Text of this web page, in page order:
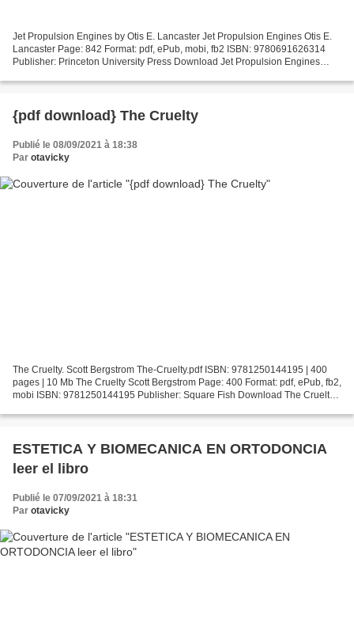
Jet Propulsion Engines by Otis E. Lancaster Jet Propulsion Engines Otis E.
Lancaster Page: 842 Format: pdf, ePub, mobi, fb2 ISBN: 9780691626314
Publisher: Princeton University Press Download Jet Propulsion Engines
{pdf download} The Cruelty
Publié le 08/09/2021 à 18:38
Par otavicky
The Cruelty. Scott Bergstrom The-Cruelty.pdf ISBN: 9781250144195 | 400
pages | 10 Mb The Cruelty Scott Bergstrom Page: 400 Format: pdf, ePub, fb2,
mobi ISBN: 9781250144195 Publisher: Square Fish Download The Cruelty
ESTETICA Y BIOMECANICA EN ORTODONCIA
leer el libro
Publié le 07/09/2021 à 18:31
Par otavicky